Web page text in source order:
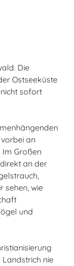
Die
Ostseeküste
sofort
an
Großen
an der
sehen, wie
und
nie